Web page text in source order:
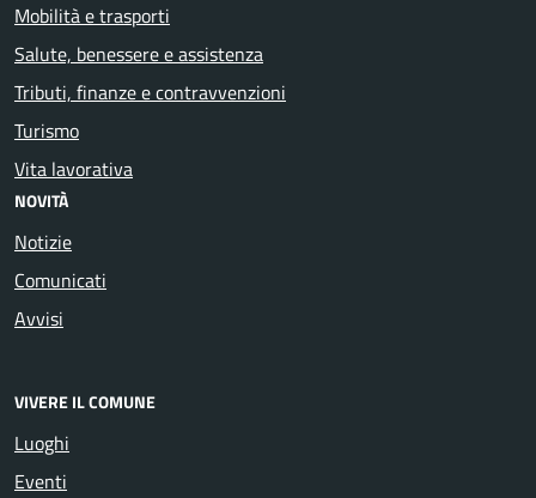
Mobilità e trasporti
Salute, benessere e assistenza
Tributi, finanze e contravvenzioni
Turismo
Vita lavorativa
NOVITÀ
Notizie
Comunicati
Avvisi
VIVERE IL COMUNE
Luoghi
Eventi